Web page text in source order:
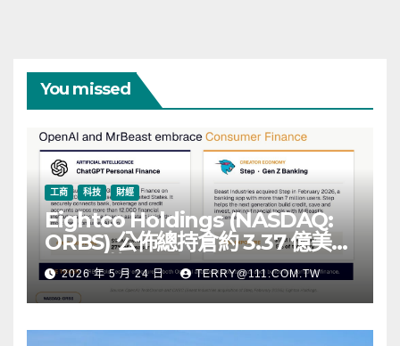
You missed
工商 科技 財經
Eightco Holdings (NASDAQ:
ORBS) 公佈總持倉約 3.37 億美
元，涵蓋 OpenAI、Beast
Industries、超過 11,000 枚以太
幣 (ETH) 及逾 2.83 億枚 WLD 代
幣
2026 年 5 月 24 日 TERRY@111.COM.TW